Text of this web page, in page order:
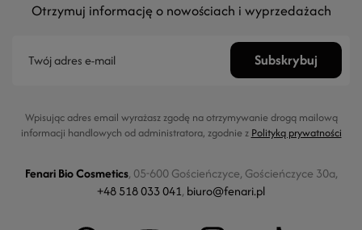
Otrzymuj informację o nowościach i wyprzedażach
Wpisując adres email wyrażasz zgodę na otrzymywanie drogą mailową
informacji handlowych od administratora, zgodnie z Polityką prywatności
Fenari Bio Cosmetics, 05-600 Gościeńczyce, Gościeńczyce 30a,
+48 518 033 041, biuro@fenari.pl